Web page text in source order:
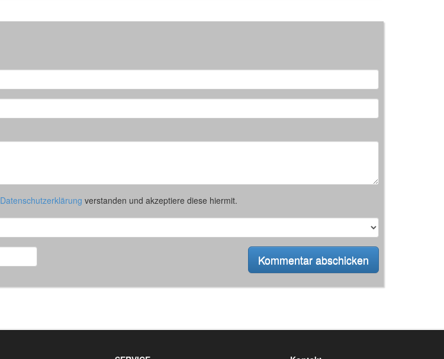
Datenschutzerklärung verstanden und akzeptiere diese hiermit.